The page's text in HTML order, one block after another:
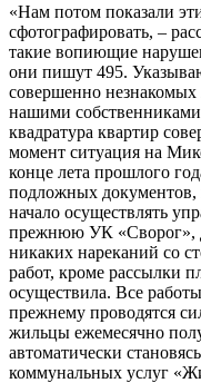
«Нам потом показали
сфотографировать, –
такие вопиющие
они пишут 495.
совершенно
нашими
квадратура квартир
момент ситуация на
конце лета прошлого
подложных документов,
начало осуществлять
прежнюю УК «Сворог»,
никаких нареканий со
работ, кроме рассылки
осуществила. Все
прежнему проводятся
жильцы ежемесячно
автоматически
коммунальных услуг